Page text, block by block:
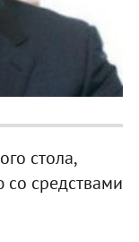
стола,
средствами